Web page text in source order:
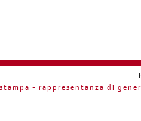
- rappresentanza di